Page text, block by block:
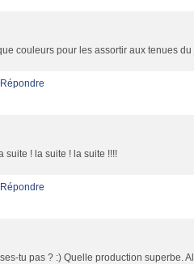
couleurs pour les assortir aux tenues du
Répondre
suite ! la suite ! la suite !!!!
Répondre
tu pas ? :) Quelle production superbe.